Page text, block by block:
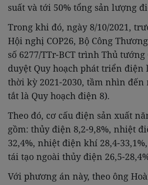
suất và tới 50% tổng sản lượng
Trong khi đó, ngày 8/10/2021,
Hội nghị COP26, Bộ Công
số 6277/TTr-BCT trình Thủ
duyệt Quy hoạch phát triển điện
thời kỳ 2021-2030, tầm nhìn đến
tắt là Quy hoạch điện 8).
Theo đó, cơ cấu điện sản xuất
gồm: thủy điện 8,2-9,8%, nhiệt
32,4%, nhiệt điện khí 28,4-
tái tạo ngoài thủy điện 26,5-
Với phương án này, theo ông